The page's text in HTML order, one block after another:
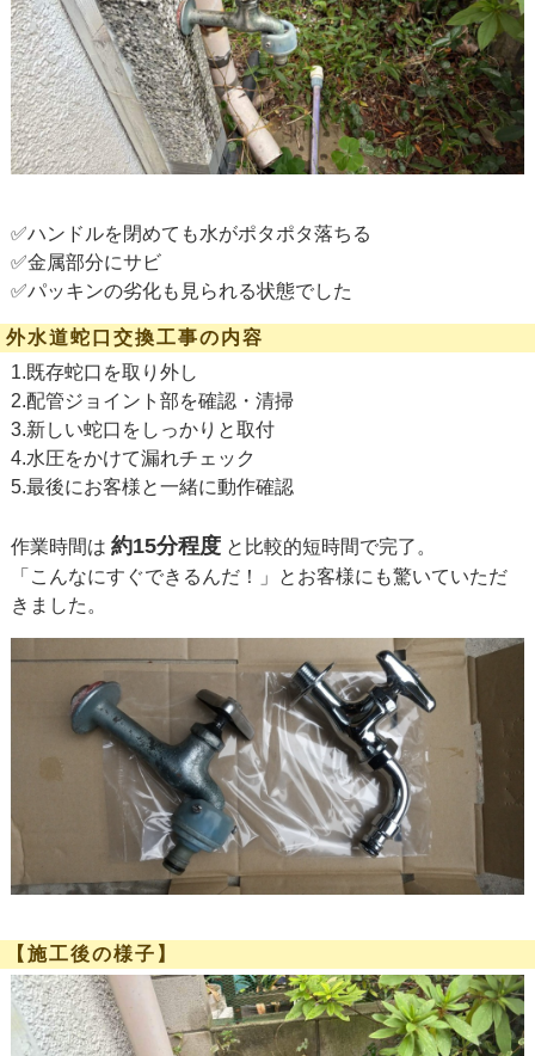
✅ハンドルを閉めても水がポタポタ落ちる
✅金属部分にサビ
✅パッキンの劣化も見られる状態でした
外水道蛇口交換工事の内容
1.既存蛇口を取り外し
2.配管ジョイント部を確認・清掃
3.新しい蛇口をしっかりと取付
4.水圧をかけて漏れチェック
5.最後にお客様と一緒に動作確認
作業時間は 約15分程度と比較的短時間で完了。
「こんなにすぐできるんだ！」とお客様にも驚いていただ
きました。
【施工後の様子】